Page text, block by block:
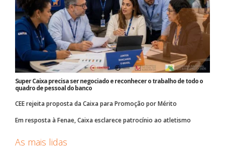
Super Caixa precisa ser negociado e reconhecer o trabalho de todo o
quadro de pessoal do banco
CEE rejeita proposta da Caixa para Promoção por Mérito
Em resposta à Fenae, Caixa esclarece patrocínio ao atletismo
As mais lidas